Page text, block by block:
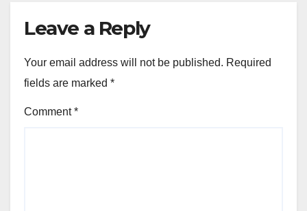
Leave a Reply
Your email address will not be published. Required
fields are marked *
Comment*